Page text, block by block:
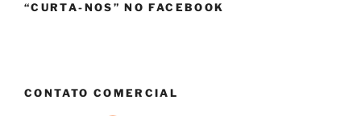
“CURTA-NOS” NO FACEBOOK
CONTATO COMERCIAL